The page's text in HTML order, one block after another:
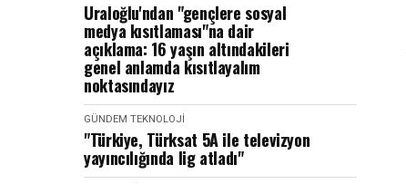
Uraloğlu'ndan "gençlere sosyal
medya kısıtlaması"na dair
açıklama: 16 yaşın altındakileri
genel anlamda kısıtlayalım
noktasındayız
GÜNDEM TEKNOLOJI
"Türkiye, Türksat 5A ile televizyon
yayıncılığında lig atladı"